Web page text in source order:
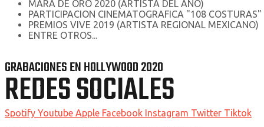
MARA DE ORO 2020 (ARTISTA DEL AÑO)
PARTICIPACION CINEMATOGRAFICA "108 COSTURAS"
PREMIOS VIVE 2019 (ARTISTA REGIONAL MEXICANO)
ENTRE OTROS...
GRABACIONES EN HOLLYWOOD 2020
REDES SOCIALES
Spotify Youtube Apple Facebook Instagram Twitter Tiktok